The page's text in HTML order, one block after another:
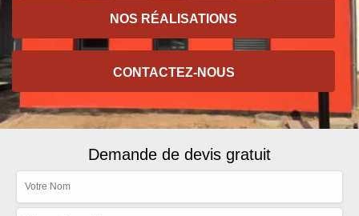
NOS RÉALISATIONS
CONTACTEZ-NOUS
Demande de devis gratuit